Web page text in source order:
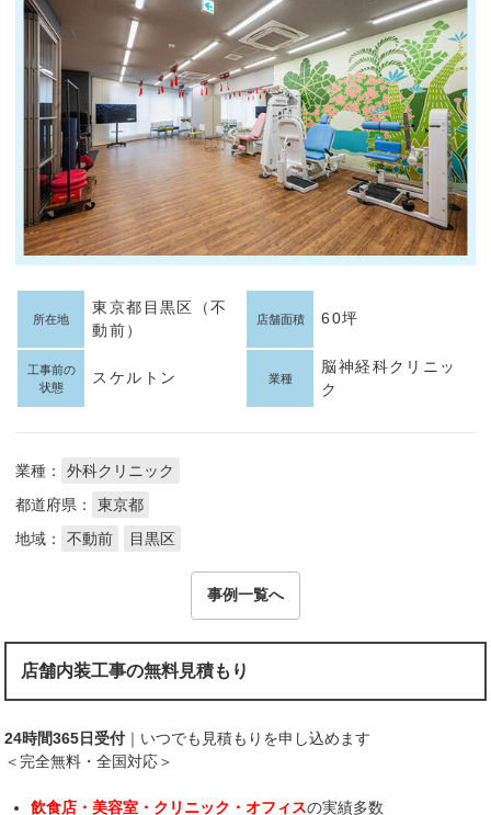
所在地
東京都目黒区（不
動前）
店舗面積 60坪
工事前の
状態
スケルトン 業種
脳神経科クリニッ
ク
業種：
外科クリニック
都道府県：
東京都
地域：
不動前 目黒区
事例一覧へ
店舗内装工事の無料見積もり
24時間365日受付 ｜いつでも見積もりを申し込めます
＜完全無料・全国対応＞
飲食店・美容室・クリニック・オフィスの実績多数